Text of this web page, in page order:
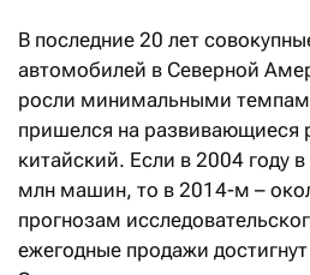
В последние 20 лет
автомобилей в Северной
росли минимальными
пришелся на развивающиеся
китайский. Если в 2004 году
млн машин, то в 2014-м –
прогнозам
ежегодные продажи